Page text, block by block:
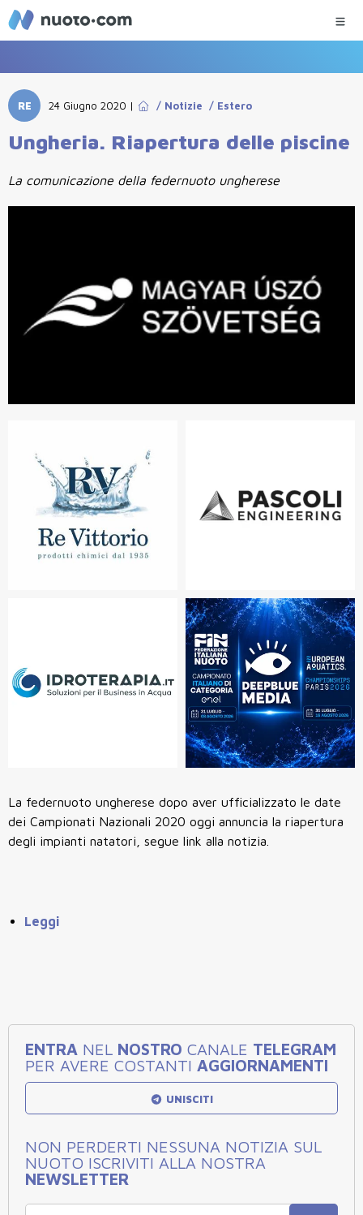
RE 24 Giugno 2020 | / Notizie / Estero
Ungheria. Riapertura delle piscine
La comunicazione della federnuoto ungherese
La federnuoto ungherese dopo aver ufficializzato le date
dei Campionati Nazionali 2020 oggi annuncia la riapertura
degli impianti natatori, segue link alla notizia.
Leggi
ENTRA NEL NOSTRO CANALE TELEGRAM
PER AVERE COSTANTI AGGIORNAMENTI
UNISCITI
NON PERDERTI NESSUNA NOTIZIA SUL
NUOTO ISCRIVITI ALLA NOSTRA
NEWSLETTER